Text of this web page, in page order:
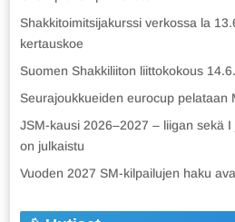
Shakkitoimitsijakurssi verkossa la
kertauskoe
Suomen Shakkiliiton liittokokous
Seurajoukkueiden eurocup pelataan
JSM-kausi 2026–2027 – liigan sekä
on julkaistu
Vuoden 2027 SM-kilpailujen haku